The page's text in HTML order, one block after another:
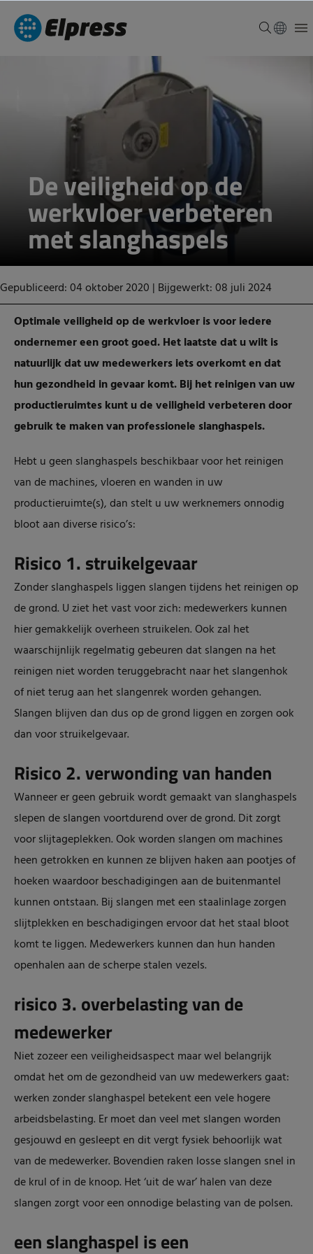
De veiligheid op de
werkvloer verbeteren
met slanghaspels
Gepubliceerd: 04 oktober 2020 | Bijgewerkt: 08 juli 2024
Optimale veiligheid op de werkvloer is voor iedere
ondernemer een groot goed. Het laatste dat u wilt is
natuurlijk dat uw medewerkers iets overkomt en dat
hun gezondheid in gevaar komt. Bij het reinigen van uw
productieruimtes kunt u de veiligheid verbeteren door
gebruik te maken van professionele slanghaspels.
Hebt u geen slanghaspels beschikbaar voor het reinigen
van de machines, vloeren en wanden in uw
productieruimte(s), dan stelt u uw werknemers onnodig
bloot aan diverse risico’s:
Risico 1. struikelgevaar
Zonder slanghaspels liggen slangen tijdens het reinigen op
de grond. U ziet het vast voor zich: medewerkers kunnen
hier gemakkelijk overheen struikelen. Ook zal het
waarschijnlijk regelmatig gebeuren dat slangen na het
reinigen niet worden teruggebracht naar het slangenhok
of niet terug aan het slangenrek worden gehangen.
Slangen blijven dan dus op de grond liggen en zorgen ook
dan voor struikelgevaar.
Risico 2. verwonding van handen
Wanneer er geen gebruik wordt gemaakt van slanghaspels
slepen de slangen voortdurend over de grond. Dit zorgt
voor slijtageplekken. Ook worden slangen om machines
heen getrokken en kunnen ze blijven haken aan pootjes of
hoeken waardoor beschadigingen aan de buitenmantel
kunnen ontstaan. Bij slangen met een staalinlage zorgen
slijtplekken en beschadigingen ervoor dat het staal bloot
komt te liggen. Medewerkers kunnen dan hun handen
openhalen aan de scherpe stalen vezels.
risico 3. overbelasting van de
medewerker
Niet zozeer een veiligheidsaspect maar wel belangrijk
omdat het om de gezondheid van uw medewerkers gaat:
werken zonder slanghaspel betekent een vele hogere
arbeidsbelasting. Er moet dan veel met slangen worden
gesjouwd en gesleept en dit vergt fysiek behoorlijk wat
van de medewerker. Bovendien raken losse slangen snel in
de krul of in de knoop. Het ‘uit de war’ halen van deze
slangen zorgt voor een onnodige belasting van de polsen.
een slanghaspel is een